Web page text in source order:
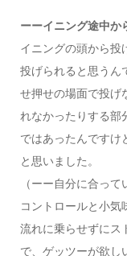
ーーイニング途中か
イニングの頭から投
投げられると思うん
せ押せの場面で投げ
れなかったりする部
ではあったんですけ
と思いました。
（ーー自分に合っ
コントロールと小気
流れに乗らせずにス
で、ゲッツーが欲し